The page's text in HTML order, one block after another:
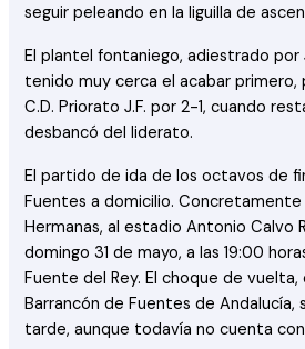
seguir peleando en la liguilla de
El plantel fontaniego, adiestrado por
tenido muy cerca el acabar
C.D. Priorato J.F. por 2-1, cuando
desbancó del liderato.
El partido de ida de los octavos de
Fuentes a domicilio. Concretamente
Hermanas, al estadio Antonio Calvo
domingo 31 de mayo, a las 19:00
Fuente del Rey. El choque de vuelta,
Barrancón de Fuentes de Andalucía,
tarde, aunque todavía no cuenta